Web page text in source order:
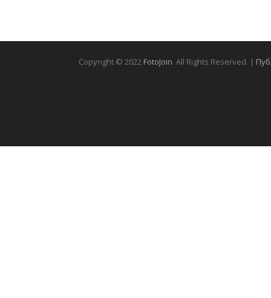
Copyright © 2022 FotoJoin. All Rights Reserved. |